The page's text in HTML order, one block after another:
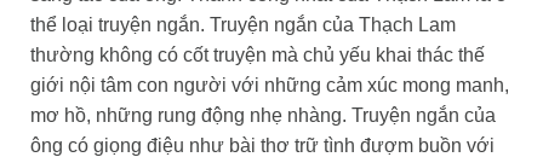
thể loại truyện ngắn. Truyện ngắn của Thạch Lam
thường không có cốt truyện mà chủ yếu khai thác thế
giới nội tâm con người với những cảm xúc mong manh,
mơ hồ, những rung động nhẹ nhàng. Truyện ngắn của
ông có giọng điệu như bài thơ trữ tình đượm buồn với